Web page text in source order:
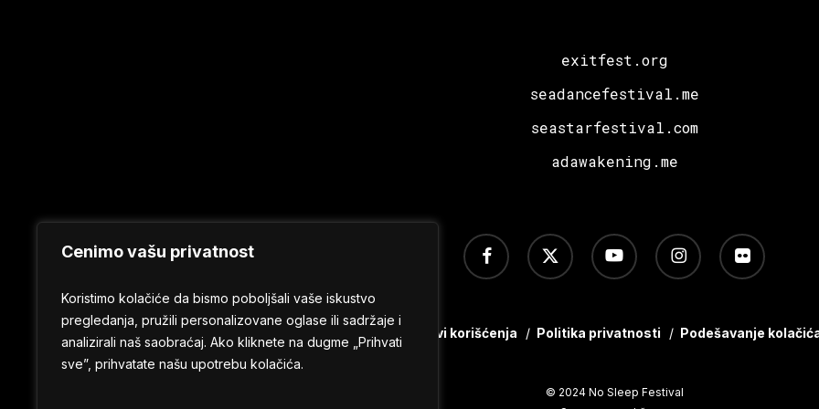
Cenimo vašu privatnost
Koristimo kolačiće da bismo poboljšali vaše iskustvo
pregledanja, pružili personalizovane oglase ili sadržaje i
analizirali naš saobraćaj. Ako kliknete na dugme „Prihvati
sve”, prihvatate našu upotrebu kolačića.
exitfest.org
seadancefestival.me
seastarfestival.com
adawakening.me
x-
twitter
facebook youtube instagram flickr
Uslovi korišćenja / Politika privatnosti / Podešavanje
© 2024 No Sleep Festival